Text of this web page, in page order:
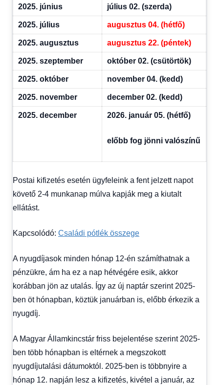
2025. június július 02. (szerda)
2025. július augusztus 04. (hétfő)
2025. augusztus augusztus 22. (péntek)
2025. szeptember október 02. (csütörtök)
2025. október november 04. (kedd)
2025. november december 02. (kedd)
2025. december 2026. január 05. (hétfő)
előbb fog jönni valószínű
Postai kifizetés esetén ügyfeleink a fent jelzett napot
követő 2-4 munkanap múlva kapják meg a kiutalt
ellátást.
Kapcsolódó: Családi pótlék összege
A nyugdíjasok minden hónap 12-én számíthatnak a
pénzükre, ám ha ez a nap hétvégére esik, akkor
korábban jön az utalás. Így az új naptár szerint 2025-
ben öt hónapban, köztük januárban is, előbb érkezik a
nyugdíj.
A Magyar Államkincstár friss bejelentése szerint 2025-
ben több hónapban is eltérnek a megszokott
nyugdíjutalási dátumoktól. 2025-ben is többnyire a
hónap 12. napján lesz a kifizetés, kivétel a január, az